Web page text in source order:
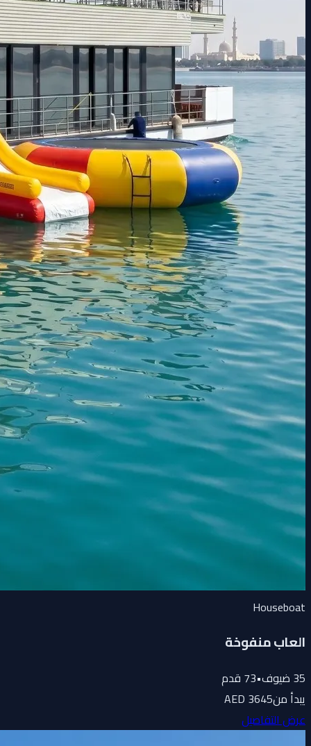
Houseboat
العاب منفوخة
35ضيوف•
73 قدم
يبدأ من3645 AED
عرض التفاصيل